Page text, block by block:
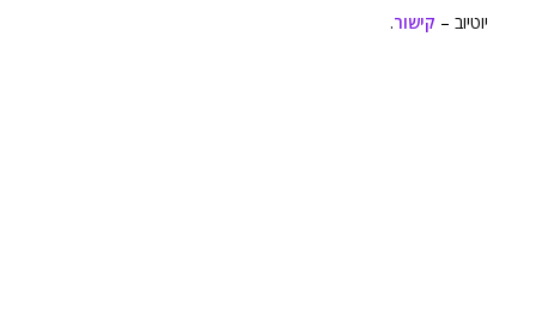
יוטיוב – קישור.